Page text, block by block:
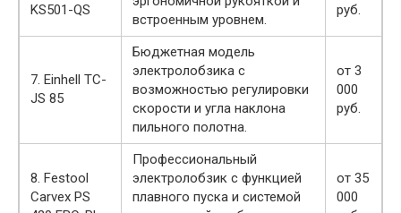
KS501-QS
встроенным уровнем.
руб.
7. Einhell TC-
JS 85
Бюджетная модель
электролобзика с
возможностью регулировки
скорости и угла наклона
пильного полотна.
от 3
000
руб.
8. Festool
Carvex PS
Профессиональный
электролобзик с функцией
плавного пуска и системой
от 35
000